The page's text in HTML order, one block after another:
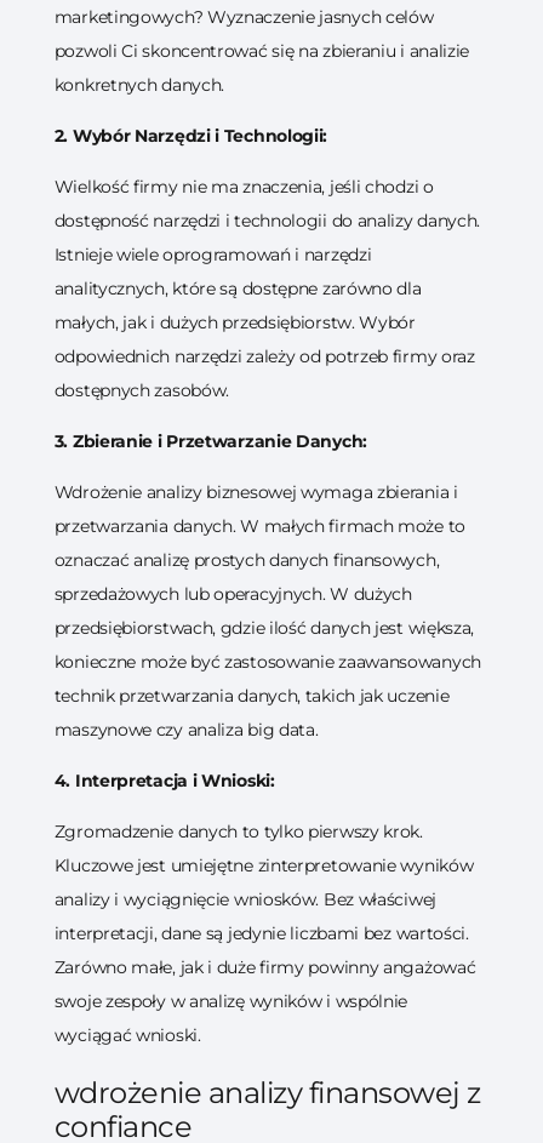
marketingowych? Wyznaczenie jasnych celów
pozwoli Ci skoncentrować się na zbieraniu i analizie
konkretnych danych.
2. Wybór Narzędzi i Technologii:
Wielkość firmy nie ma znaczenia, jeśli chodzi o
dostępność narzędzi i technologii do analizy danych.
Istnieje wiele oprogramowań i narzędzi
analitycznych, które są dostępne zarówno dla
małych, jak i dużych przedsiębiorstw. Wybór
odpowiednich narzędzi zależy od potrzeb firmy oraz
dostępnych zasobów.
3. Zbieranie i Przetwarzanie Danych:
Wdrożenie analizy biznesowej wymaga zbierania i
przetwarzania danych. W małych firmach może to
oznaczać analizę prostych danych finansowych,
sprzedażowych lub operacyjnych. W dużych
przedsiębiorstwach, gdzie ilość danych jest większa,
konieczne może być zastosowanie zaawansowanych
technik przetwarzania danych, takich jak uczenie
maszynowe czy analiza big data.
4. Interpretacja i Wnioski:
Zgromadzenie danych to tylko pierwszy krok.
Kluczowe jest umiejętne zinterpretowanie wyników
analizy i wyciągnięcie wniosków. Bez właściwej
interpretacji, dane są jedynie liczbami bez wartości.
Zarówno małe, jak i duże firmy powinny angażować
swoje zespoły w analizę wyników i wspólnie
wyciągać wnioski.
wdrożenie analizy finansowej z
confiance